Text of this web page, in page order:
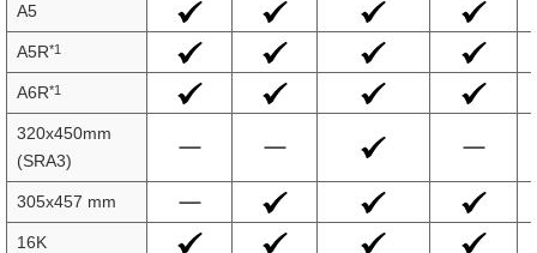
A5
A5R*1
A6R*1
320x450mm
(SRA3)
305x457 mm
16K